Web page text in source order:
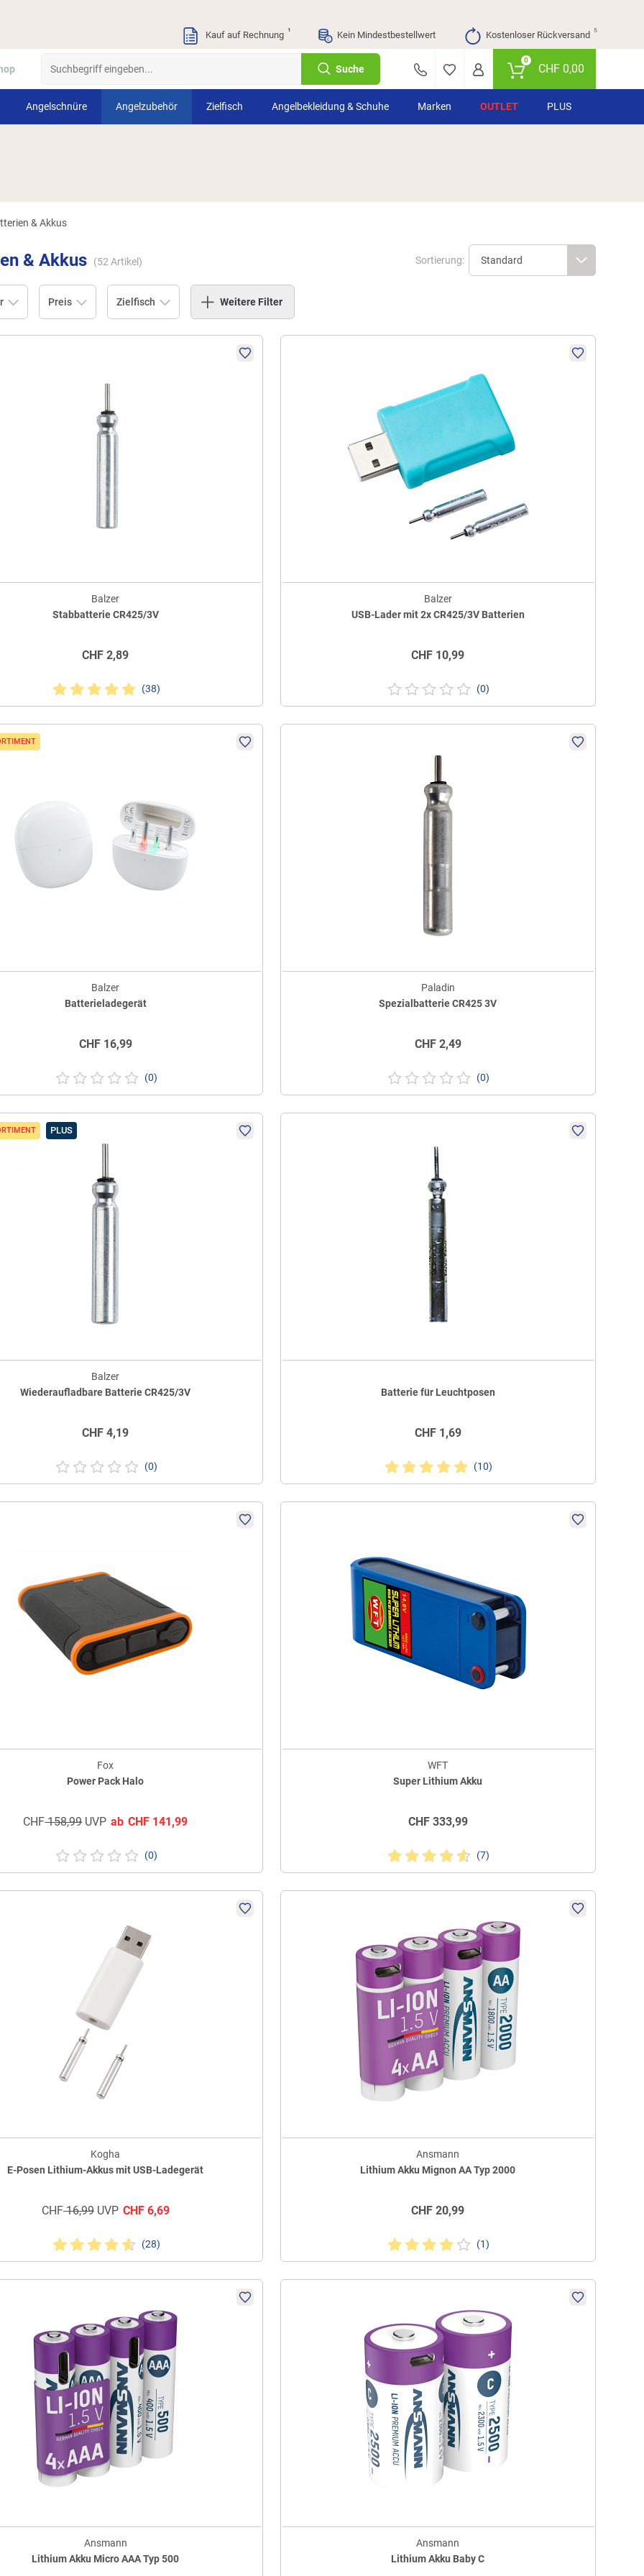
Kauf auf Rechnung ¹ Kein Mindestbestellwert Kostenloser Rückversand ⁵
Suche
0
CHF0,00
Angelschnüre Angelzubehör Zielfisch Angelbekleidung & Schuhe Marken OUTLET PLUS
& Akkus
& Akkus (52 Artikel) Sortierung:
Preis Zielfisch Weitere Filter
Balzer
Stabbatterie CR425/3V
CHF 2,89
(38)
Balzer
USB-Lader mit 2x CR425/3V Batterien
CHF 10,99
(0)
Balzer
Batterieladegerät
CHF16,99
(0)
Paladin
Spezialbatterie CR425 3V
CHF2,49
(0)
PLUS
Balzer
Wiederaufladbare Batterie CR425/3V
CHF 4,19
(0)
Batterie für Leuchtposen
CHF1,69
(10)
Fox
Power Pack Halo
CHF158,99UVP ab CHF 141,99
(0)
WFT
Super Lithium Akku
CHF333,99
(7)
Kogha
E-Posen Lithium-Akkus mit USB-Ladegerät
CHF16,99UVP CHF6,69
(28)
Ansmann
Lithium Akku Mignon AA Typ 2000
CHF 20,99
(1)
Ansmann
Lithium Akku Micro AAA Typ 500
Ansmann
Lithium Akku Baby C